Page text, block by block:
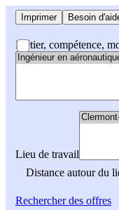
Imprimer Besoin
Métier, compétence,
Lieu de travail
Distance autour du
Rechercherdes offres